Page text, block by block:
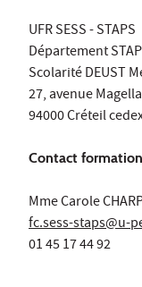
UFR SESS - STAPS
Département
Scolarité DEUST
27, avenue
94000 Créteil
Contact
Mme Carole
fc.sess-staps@u-
01 45 17 44 92